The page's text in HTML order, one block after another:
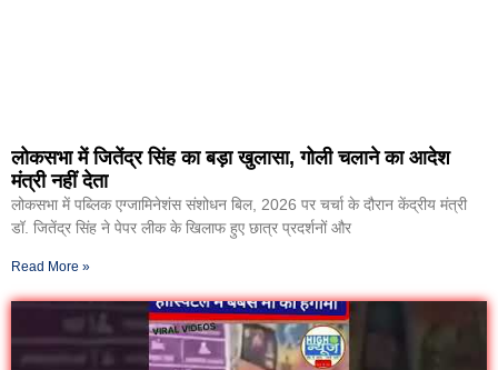
लोकसभा में जितेंद्र सिंह का बड़ा खुलासा, गोली चलाने का आदेश
मंत्री नहीं देता
लोकसभा में पब्लिक एग्जामिनेशंस संशोधन बिल, 2026 पर चर्चा के दौरान केंद्रीय मंत्री
डॉ. जितेंद्र सिंह ने पेपर लीक के खिलाफ हुए छात्र प्रदर्शनों और
Read More »